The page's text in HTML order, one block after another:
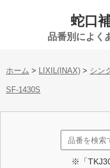
蛇口
品番別によく
ホーム > LIXIL(INAX) > シン
SF-1430S
※「